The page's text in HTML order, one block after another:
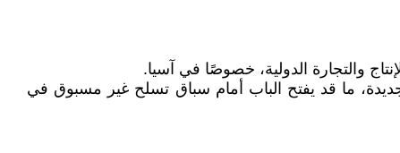
والتجارة الدولية، خصوصًا في آسيا.
ما قد يفتح الباب أمام سباق تسلح غير مسبوق في